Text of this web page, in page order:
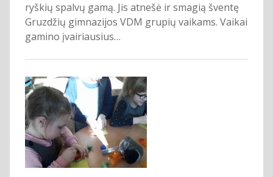
ryškių spalvų gamą. Jis atnešė ir smagią šventę
Gruzdžių gimnazijos VDM grupių vaikams. Vaikai
gamino įvairiausius…